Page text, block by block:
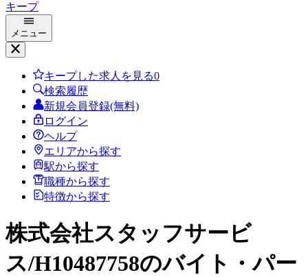
キープ
メニュー
キープした求人を見る0
検索履歴
新規会員登録(無料)
ログイン
ヘルプ
エリアから探す
駅から探す
職種から探す
特徴から探す
株式会社スタッフサービ
ス/H10487758のバイト・パー